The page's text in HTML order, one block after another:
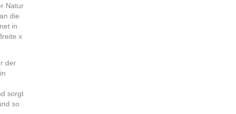
Natur
die
in
x
der
sorgt
so